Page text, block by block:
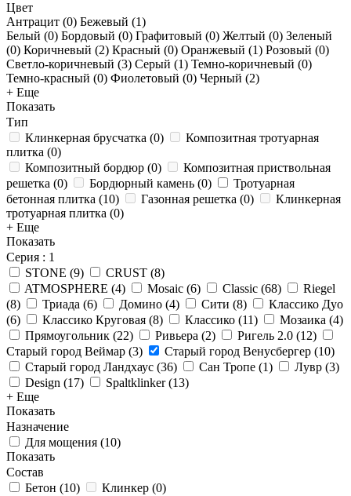
Цвет
Антрацит (0) Бежевый (1)
Белый (0) Бордовый (0) Графитовый (0) Желтый (0) Зеленый
(0) Коричневый (2) Красный (0) Оранжевый (1) Розовый (0)
Светло-коричневый (3) Серый (1) Темно-коричневый (0)
Темно-красный (0) Фиолетовый (0) Черный (2)
+ Еще
Показать
Тип
Клинкерная брусчатка (0)
Композитная тротуарная
плитка (0)
Композитный бордюр (0)
Композитная приствольная
решетка (0) Бордюрный камень (0)
Тротуарная
бетонная плитка (10) Газонная решетка (0)
Клинкерная
тротуарная плитка (0)
+ Еще
Показать
Серия : 1
STONE (9) CRUST (8)
ATMOSPHERE (4) Mosaic (6) Classic (68)
Riegel
(8) Триада (6) Домино (4) Сити (8)
Классико Дуо
(6) Классико Круговая (8) Классико (11) Мозаика (4)
Прямоугольник (22) Ривьера (2) Ригель 2.0 (12)
Старый город Веймар (3) Старый город Венусбергер (10)
Старый город Ландхаус (36) Сан Тропе (1) Лувр (3)
Design (17) Spaltklinker(13)
+ Еще
Показать
Назначение
Для мощения (10)
Показать
Состав
Бетон (10) Клинкер (0)